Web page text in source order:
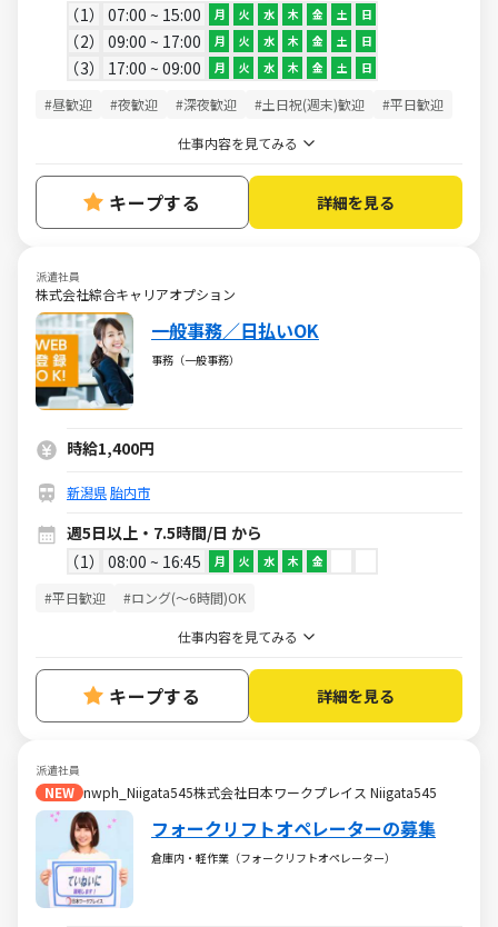
1
07:00 ~ 15:00 月 火 水 木 金 土 日
2 09:00 ~ 17:00 月 火 水 木 金 土 日
3 17:00 ~ 09:00 月 火 水 木 金 土 日
#昼歓迎 #夜歓迎 #深夜歓迎 #土日祝(週末)歓迎 #平日歓迎
仕事内容を見てみる
キープする 詳細を見る
派遣社員
株式会社綜合キャリアオプション
一般事務／日払いOK
事務（一般事務）
時給1,400円
新潟県胎内市
週5日以上・7.5時間/日 から
1
08:00 ~ 16:45 月 火 水 木 金
#平日歓迎 #ロング(～6時間)OK
仕事内容を見てみる
キープする 詳細を見る
派遣社員
NEW nwph_Niigata545株式会社日本ワークプレイス Niigata545
フォークリフトオペレーターの募集
倉庫内・軽作業（フォークリフトオペレーター）